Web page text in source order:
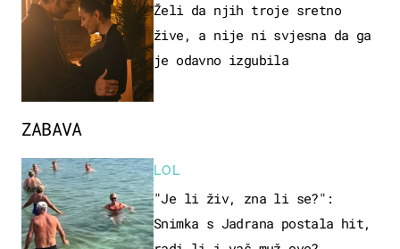
ZABAVA
LOL
"Je li živ, zna li se?":
Snimka s Jadrana postala hit,
Želi da njih troje sretno
žive, a nije ni svjesna da ga
je odavno izgubila